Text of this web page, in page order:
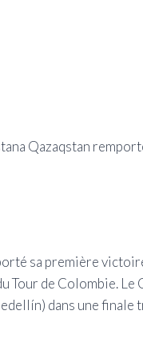
Qazaqstan
sa première
Tour de Colombie.
dans une finale